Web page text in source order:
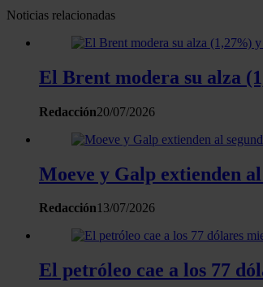
Noticias relacionadas
El Brent modera su alza
Redacción20/07/2026
Moeve y Galp extienden
Redacción13/07/2026
El petróleo cae a los 77